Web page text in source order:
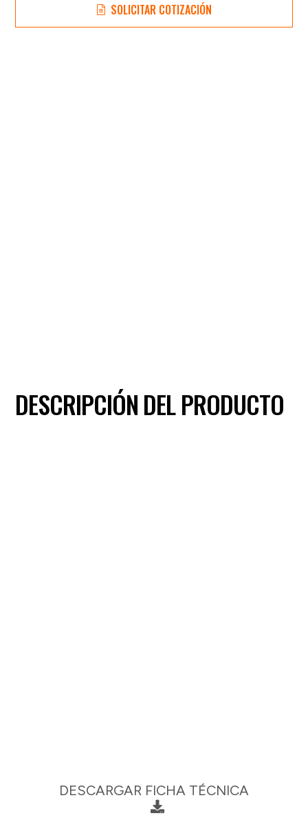
SOLICITAR COTIZACIÓN
DESCRIPCIÓN DEL PRODUCTO
DESCARGAR FICHA TÉCNICA